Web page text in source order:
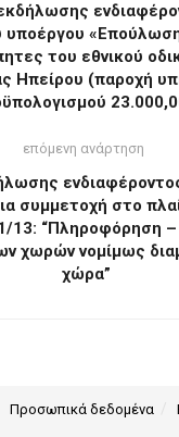
υποέργου
του εθνικού
Ηπείρου (παροχή
επόμενη ανάρτηση
συμμετοχή στο
13: “Πληροφόρηση
χωρών νομίμως
χώρα”
Προσωπικά δεδομένα